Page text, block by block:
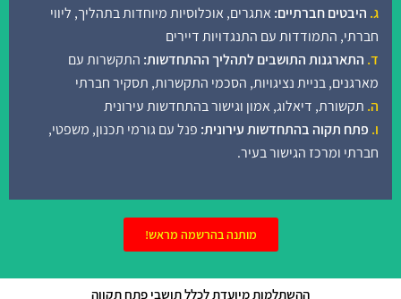
ג. היבטים חברתיים: אתגרים, אוכלוסיות מיוחדות בתהליך, ליווי
חברתי, התמודדות עם התנגדויות דיירים
ד. התארגנות התושבים לתהליך ההתחדשות: התקשרות עם
מארגנים, בניית נציגויות, הסכמי התקשרות, תסקיר חברתי
ה. תקשורת, דיאלוג, אמון וגישור בהתחדשות עירונית
ו. פתח תקוה בהתחדשות עירונית: פנל עם גורמי תכנון, משפטי,
חברתי ומרכז הגישור בעיר.
מותנה בהרשמה מראש!
ההשתלמות מיועדת לכלל תושבי פתח תקווה